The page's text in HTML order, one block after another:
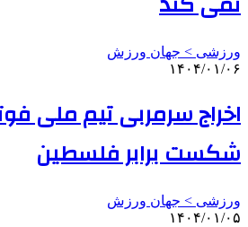
ورزشی > جهان ورزش
۱۴۰۴/۰۱/۰۶
اخراج سرمربی تیم ملی
شکست برابر فلسطین
ورزشی > جهان ورزش
۱۴۰۴/۰۱/۰۵